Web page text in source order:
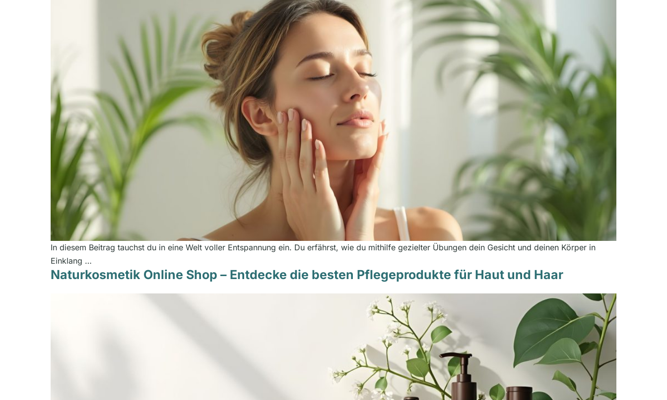
In diesem Beitrag tauchst du in eine Welt voller Entspannung ein. Du erfährst, wie du mithilfe gezielter Übungen dein Gesicht und deinen Körper in
Einklang …
Naturkosmetik Online Shop – Entdecke die besten Pflegeprodukte für Haut und Haar